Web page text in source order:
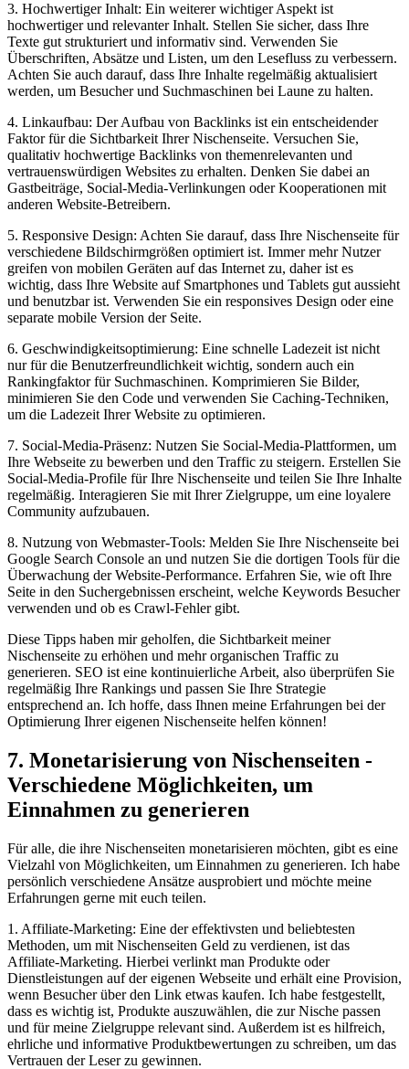
3. ⁣Hochwertiger Inhalt: Ein weiterer wichtiger ⁢Aspekt⁣ ist
hochwertiger​ und relevanter ⁤Inhalt. ⁤Stellen⁣ Sie ⁤sicher, dass Ihre
Texte ⁣gut strukturiert und informativ sind.⁤ Verwenden Sie
⁢Überschriften,‍ Absätze⁤ und Listen, um ​den Lesefluss‍ zu‍ verbessern.
⁢Achten ​Sie ⁤auch darauf, dass Ihre Inhalte regelmäßig aktualisiert
werden,⁢ um Besucher⁤ und Suchmaschinen bei Laune zu halten.
4. Linkaufbau: Der ⁢Aufbau von⁢ Backlinks ist ⁣ein entscheidender
Faktor ⁤für die Sichtbarkeit Ihrer ⁤Nischenseite. Versuchen ⁤Sie,‍
qualitativ hochwertige Backlinks von themenrelevanten und
vertrauenswürdigen Websites zu erhalten. Denken⁤ Sie dabei an
Gastbeiträge,⁣ Social-Media-Verlinkungen oder Kooperationen mit
⁢anderen Website-Betreibern.
5. Responsive Design: Achten Sie darauf, dass Ihre ‌Nischenseite ‌für
verschiedene Bildschirmgrößen optimiert ist. Immer mehr​ Nutzer
greifen von‍ mobilen Geräten auf ​das⁣ Internet zu, ⁤daher⁢ ist es
wichtig, dass Ihre ⁤Website ​auf Smartphones und ⁣Tablets gut ​aussieht
und benutzbar‌ ist.⁢ Verwenden Sie‍ ein responsives Design oder eine
separate mobile Version der Seite.
6. Geschwindigkeitsoptimierung: Eine schnelle⁤ Ladezeit ist nicht⁤
nur für ⁤die Benutzerfreundlichkeit wichtig, sondern⁤ auch ein
⁣Rankingfaktor ⁣für ⁢Suchmaschinen. Komprimieren Sie Bilder,
minimieren Sie ​den Code‌ und‍ verwenden ⁢Sie Caching-Techniken,
⁣um die Ladezeit Ihrer Website zu optimieren.
7. Social-Media-Präsenz:​ Nutzen Sie Social-Media-Plattformen, ​um‌
Ihre Webseite zu bewerben​ und⁣ den Traffic zu steigern.‍ Erstellen Sie
Social-Media-Profile‍ für Ihre Nischenseite‌ und teilen Sie ‌Ihre⁣ Inhalte
regelmäßig. Interagieren⁢ Sie mit ‌Ihrer ⁢Zielgruppe, um⁤ eine loyalere
Community aufzubauen.
8. Nutzung von ⁤Webmaster-Tools:⁤ Melden​ Sie ⁤Ihre Nischenseite ‍bei
Google Search⁤ Console an und nutzen⁣ Sie ‍die ⁢dortigen Tools ‌für⁣ die
Überwachung der Website-Performance. Erfahren Sie, wie oft Ihre⁢
Seite⁣ in den Suchergebnissen erscheint, welche Keywords Besucher
verwenden und ob es ⁢Crawl-Fehler ‍gibt.
Diese Tipps haben‍ mir geholfen, ‍die Sichtbarkeit ​meiner⁤
Nischenseite zu erhöhen und mehr⁤ organischen ​Traffic zu⁢
generieren. SEO ist eine kontinuierliche Arbeit, also überprüfen Sie
regelmäßig⁣ Ihre Rankings​ und passen⁢ Sie ⁣Ihre Strategie
⁣entsprechend ​an. Ich‌ hoffe, dass⁣ Ihnen meine ⁢Erfahrungen bei der⁢
Optimierung Ihrer eigenen Nischenseite helfen können!
7. Monetarisierung von Nischenseiten​ -‍
Verschiedene Möglichkeiten, um
Einnahmen⁢ zu​ generieren
Für​ alle,⁣ die ihre ​Nischenseiten ⁣monetarisieren möchten,⁣ gibt es eine
Vielzahl von‌ Möglichkeiten, ‌um Einnahmen zu ‍generieren.⁢ Ich habe‌
persönlich verschiedene‌ Ansätze ausprobiert und möchte‍ meine
Erfahrungen gerne mit euch teilen.
1. Affiliate-Marketing: Eine der ⁤effektivsten und beliebtesten
Methoden, um ​mit Nischenseiten Geld ⁢zu verdienen, ist das⁤
Affiliate-Marketing. Hierbei verlinkt⁣ man Produkte oder
Dienstleistungen auf der eigenen Webseite ⁣und ⁣erhält eine Provision,
wenn‌ Besucher über den Link etwas‌ kaufen. Ich habe festgestellt,
dass es wichtig‍ ist, Produkte auszuwählen,‌ die⁤ zur Nische passen
und für ​meine⁣ Zielgruppe relevant sind. ⁣Außerdem ist es hilfreich,
ehrliche und informative ⁤Produktbewertungen​ zu schreiben,⁢ um‍ das
⁣Vertrauen der ‍Leser ⁤zu ​gewinnen.